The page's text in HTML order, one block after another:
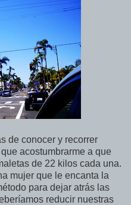
de conocer y recorrer
acostumbrarme a que
de 22 kilos cada una.
mujer que le encanta la
para dejar atrás las
reducir nuestras